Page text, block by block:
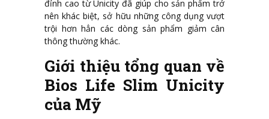
đỉnh cao từ Unicity đã giúp cho sản phẩm trở
nên khác biệt, sở hữu những công dụng vượt
trội hơn hẳn các dòng sản phẩm giảm cân
thông thường khác.
Giới thiệu tổng quan về
Bios Life Slim Unicity
của Mỹ